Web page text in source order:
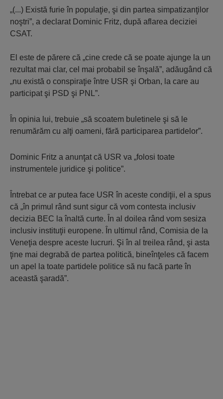
„(...) Există furie în populaţie, şi din partea simpatizanţilor
noştri”, a declarat Dominic Fritz, după aflarea deciziei
CSAT.
El este de părere că „cine crede că se poate ajunge la un
rezultat mai clar, cel mai probabil se înşală”, adăugând că
„nu există o conspiraţie între USR şi Orban, la care au
participat şi PSD şi PNL”.
În opinia lui, trebuie „să scoatem buletinele şi să le
renumărăm cu alţi oameni, fără participarea partidelor”.
Dominic Fritz a anunţat că USR va „folosi toate
instrumentele juridice şi politice”.
Întrebat ce ar putea face USR în aceste condiţii, el a spus
că „în primul rând sunt sigur că vom contesta inclusiv
decizia BEC la înaltă curte. În al doilea rând vom sesiza
inclusiv instituţii europene. În ultimul rând, Comisia de la
Veneţia despre aceste lucruri. Şi în al treilea rând, şi asta
ţine mai degrabă de partea politică, bineînţeles că facem
un apel la toate partidele politice să nu facă parte în
această şaradă”.